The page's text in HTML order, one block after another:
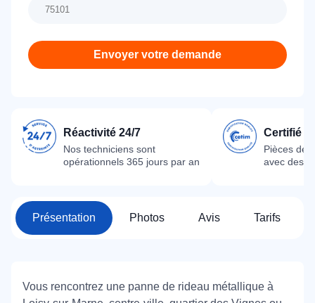
Envoyer votre demande
Réactivité 24/7
Nos techniciens sont
opérationnels 365 jours par an
Certifié
Pièces
avec des
Présentation Photos Avis Tarifs
Vous rencontrez une panne de rideau métallique à